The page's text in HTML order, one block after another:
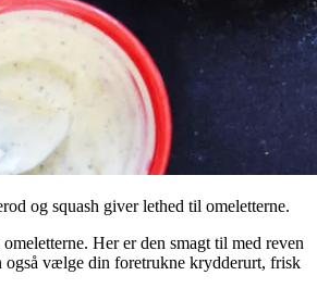
og squash giver lethed til omeletterne.
Her er den smagt til med reven
også vælge din foretrukne krydderurt, frisk